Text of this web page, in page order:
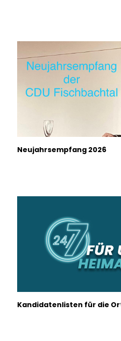
Neujahrsempfang 2026
Kandidatenlisten für die